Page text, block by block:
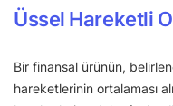
Üssel Hareketli
Bir finansal ürünün,
hareketlerinin ortalaması